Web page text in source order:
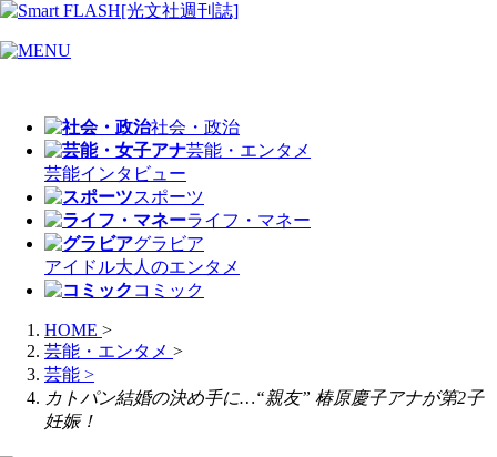
社会・政治
芸能・エンタメ
芸能インタビュー
スポーツ
ライフ・マネー
グラビア
アイドル大人のエンタメ
コミック
HOME >
芸能・エンタメ >
芸能 >
カトパン結婚の決め手に…“親友” 椿原慶子アナが第2子
妊娠！